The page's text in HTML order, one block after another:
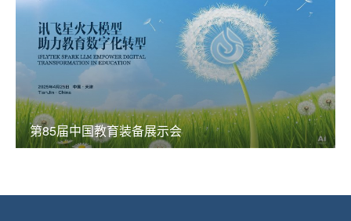
第85届中国教育装备展示会